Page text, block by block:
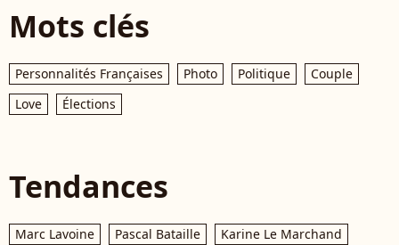
Mots clés
Personnalités Françaises Photo Politique
Couple
Love
Élections
Tendances
Marc Lavoine Pascal Bataille
Karine Le Marchand